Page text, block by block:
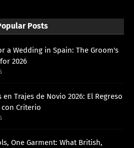
Posts
a Wedding in Spain: The Groom's
2026
en Trajes de Novio 2026: El Regreso
con Criterio
One Garment: What British,